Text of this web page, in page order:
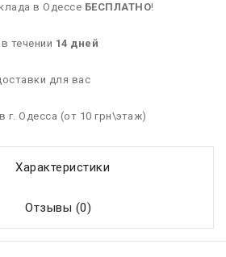
в Одессе БЕСПЛАТНО!
течении 14 дней
для вас
г. Одесса (от 10 грн\этаж)
Характеристики
Отзывы (0)